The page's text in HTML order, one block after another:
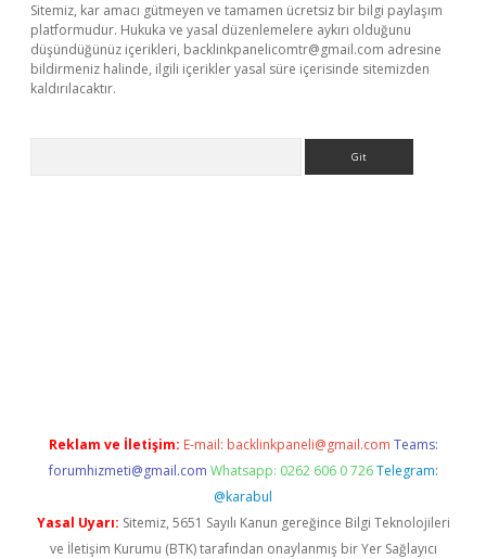
Sitemiz, kar amacı gütmeyen ve tamamen ücretsiz bir bilgi paylaşım
platformudur. Hukuka ve yasal düzenlemelere aykırı olduğunu
düşündüğünüz içerikleri, backlinkpanelicomtr@gmail.com adresine
bildirmeniz halinde, ilgili içerikler yasal süre içerisinde sitemizden
kaldırılacaktır.
Reklam ve İletişim: E-mail: backlinkpaneli@gmail.com Teams:
forumhizmeti@gmail.com Whatsapp: 0262 606 0 726 Telegram:
@karabul
Yasal Uyarı: Sitemiz, 5651 Sayılı Kanun gereğince Bilgi Teknolojileri
ve İletişim Kurumu (BTK) tarafından onaylanmış bir Yer Sağlayıcı